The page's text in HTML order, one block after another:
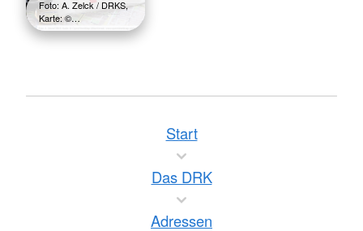
Foto: A. Zelck / DRKS,
Karte: ©…
Start
Das DRK
Adressen